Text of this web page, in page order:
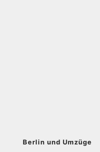
Berlin und Umzüge